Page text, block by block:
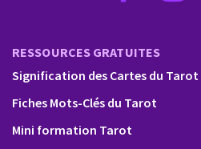
RESSOURCES GRATUITES
Signification des Cartes du Tarot
Fiches Mots-Clés du Tarot
Mini formation Tarot